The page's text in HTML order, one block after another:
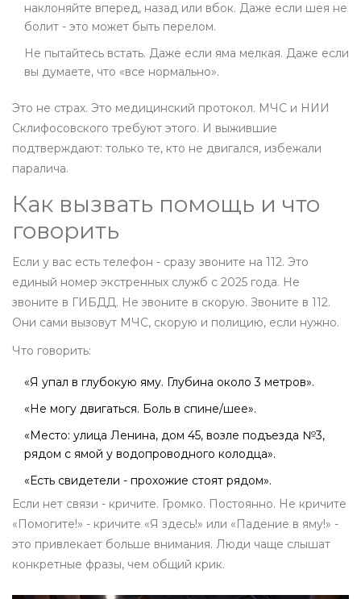
наклоняйте вперед, назад или вбок. Даже если шея не
болит - это может быть перелом.
Не пытайтесь встать. Даже если яма мелкая. Даже если
вы думаете, что «все нормально».
Это не страх. Это медицинский протокол. МЧС и НИИ
Склифосовского требуют этого. И выжившие
подтверждают: только те, кто не двигался, избежали
паралича.
Как вызвать помощь и что
говорить
Если у вас есть телефон - сразу звоните на 112. Это
единый номер экстренных служб с 2025 года. Не
звоните в ГИБДД. Не звоните в скорую. Звоните в 112.
Они сами вызовут МЧС, скорую и полицию, если нужно.
Что говорить:
«Я упал в глубокую яму. Глубина около 3 метров».
«Не могу двигаться. Боль в спине/шее».
«Место: улица Ленина, дом 45, возле подъезда №3,
рядом с ямой у водопроводного колодца».
«Есть свидетели - прохожие стоят рядом».
Если нет связи - кричите. Громко. Постоянно. Не кричите
«Помогите!» - кричите «Я здесь!» или «Падение в яму!» -
это привлекает больше внимания. Люди чаще слышат
конкретные фразы, чем общий крик.